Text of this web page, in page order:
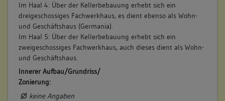
Im Haal 4: Über der Kellerbebauung erhebt sich ein
dreigeschossiges Fachwerkhaus, es dient ebenso als Wohn-
und Geschäftshaus (Germania).
Im Haal 5: Über der Kellerbebauung erhebt sich ein
zweigeschossiges Fachwerkhaus, auch dieses dient als Wohn-
und Geschäftshaus.
Innerer Aufbau/Grundriss/
Zonierung:
keine Angaben